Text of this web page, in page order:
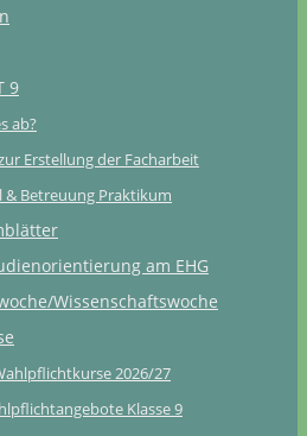
9
ab?
Erstellung der Facharbeit
& Betreuung Praktikum
am EHG
Wissenschaftswoche
2026/27
Klasse 9